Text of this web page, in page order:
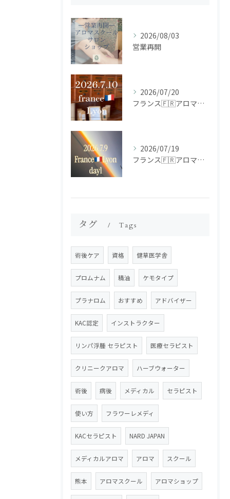
2026/08/03
営業再開
2026/07/20
フランス🇫🇷アロマ研修ツアー𝗱𝗮𝘆𝟮
2026/07/19
フランス🇫🇷アロマ研修ツアー𝗱𝗮𝘆𝟭
タグ Tags
術後ケア 資格 健草医学舎
プロムナム 精油 ケモタイプ
プラナロム おすすめ アドバイザー
KAC認定 インストラクター
リンパ浮腫 セラピスト 医療セラピスト
クリニークアロマ ハーブウォーター
術後 病後 メディカル セラピスト
使い方 フラワーレメディ
KACセラピスト NARD JAPAN
メディカルアロマ アロマ スクール
熊本 アロマスクール アロマショップ